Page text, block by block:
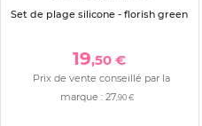
Set de plage silicone - florish green
19,50 €
Prix de vente conseillé par la
marque :27,90 €